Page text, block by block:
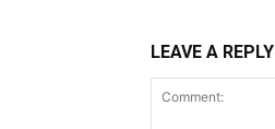
LEAVE A REPLY